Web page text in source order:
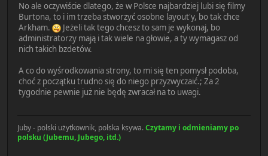
No ale oczywiście dlatego, że w Polsce najbardziej lubi się filmy
Burtona, to i im trzeba stworzyć osobne layout'y, bo tak chce
Arkham.
Jeżeli tak tego chcesz to sam je wykonaj, bo
administratorzy mają i tak wiele na głowie, a ty wymagasz od
nich takich bzdetów.
A co do wyśrodkowania strony, to mi się ten pomysł podoba,
choć z początku trudno się do niego przyzwyczaić.; Za 2
tygodnie pewnie już nie będę zwracał na to uwagi.
Juby - polski użytkownik, polska ksywa.Czytamy i odmieniamy po
polsku (Jubemu, Jubego, itd.)